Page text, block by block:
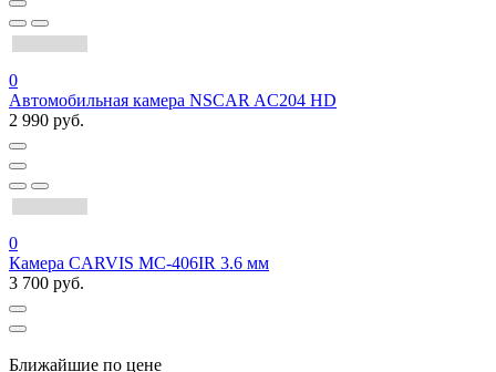
0
Автомобильная камера NSCAR AC204 HD
2 990 руб.
0
Камера CARVIS MC-406IR 3.6 мм
3 700 руб.
Ближайшие по цене